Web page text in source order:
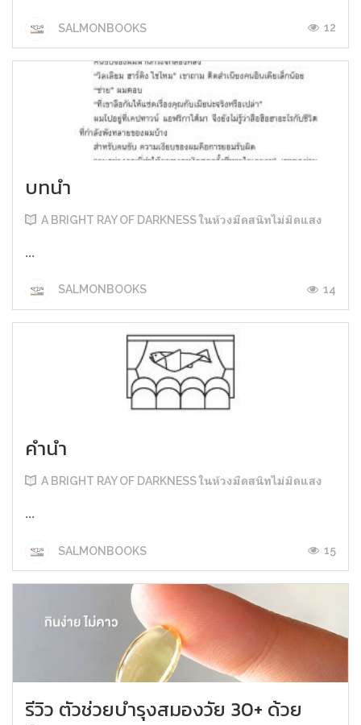
SALMONBOOKS 12
บทนำ
A BRIGHT RAY OF DARKNESS ในห้วงมืดสนิทไม่มิดแสง
...
SALMONBOOKS 14
คำนำ
A BRIGHT RAY OF DARKNESS ในห้วงมืดสนิทไม่มิดแสง
...
SALMONBOOKS 15
รีวิว ตัวช่วยบำรุงสมองวัย 30+ ด้วย